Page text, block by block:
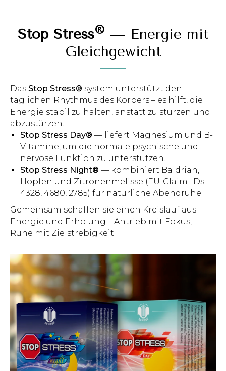
Stop Stress® — Energie mit
Gleichgewicht
Das Stop Stress® system unterstützt den
täglichen Rhythmus des Körpers – es hilft, die
Energie stabil zu halten, anstatt zu stürzen und
abzustürzen.
Stop Stress Day® — liefert Magnesium und B-
Vitamine, um die normale psychische und
nervöse Funktion zu unterstützen.
Stop Stress Night® — kombiniert Baldrian,
Hopfen und Zitronenmelisse (EU-Claim-IDs
4328, 4680, 2785) für natürliche Abendruhe.
Gemeinsam schaffen sie einen Kreislauf aus
Energie und Erholung – Antrieb mit Fokus,
Ruhe mit Zielstrebigkeit.